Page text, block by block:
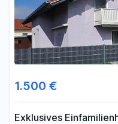
1.500 €
Exklusives